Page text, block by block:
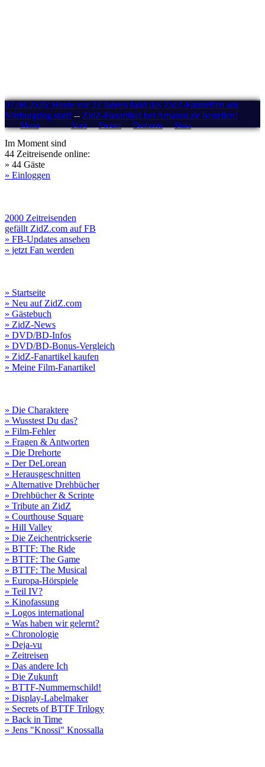
07.08.2026: Heute vor 22 Jahren fand das ZidZ-Fantreffen am
Nürburgring statt! -- ZidZ-Fanartikel bei Amazon.de bestellen!
Menü Start Forum Drehorte Stars
Im Moment sind
44 Zeitreisende online:
» 44 Gäste
» Einloggen
2000 Zeitreisenden
gefällt ZidZ.com auf FB
» FB-Updates ansehen
» jetzt Fan werden
» Startseite
» Neu auf ZidZ.com
» Gästebuch
» ZidZ-News
» DVD/BD-Infos
» DVD/BD-Bonus-Vergleich
» ZidZ-Fanartikel kaufen
» Meine Film-Fanartikel
» Die Charaktere
» Wusstest Du das?
» Film-Fehler
» Fragen & Antworten
» Die Drehorte
» Der DeLorean
» Herausgeschnitten
» Alternative Drehbücher
» Drehbücher & Scripte
» Tribute an ZidZ
» Courthouse Square
» Hill Valley
» Die Zeichentrickserie
» BTTF: The Ride
» BTTF: The Game
» BTTF: The Musical
» Europa-Hörspiele
» Teil IV?
» Kinofassung
» Logos international
» Was haben wir gelernt?
» Chronologie
» Deja-vu
» Zeitreisen
» Das andere Ich
» Die Zukunft
» BTTF-Nummernschild!
» Display-Labelmaker
» Secrets of BTTF Trilogy
» Back in Time
» Jens "Knossi" Knossalla